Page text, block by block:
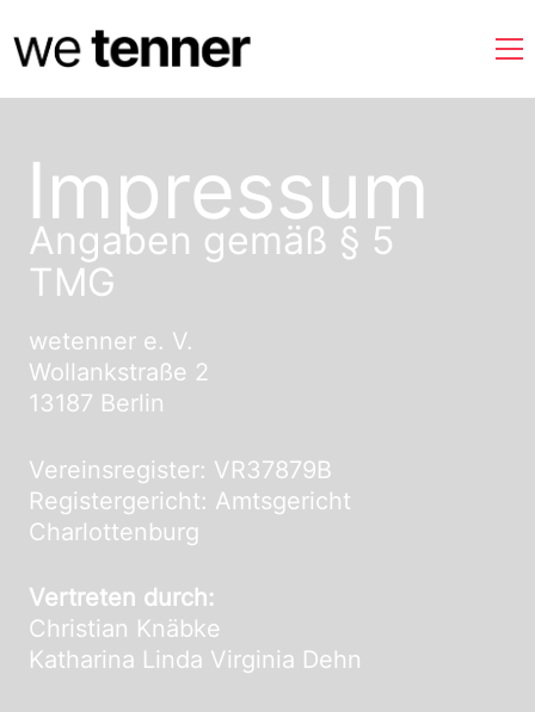
Impres­sum
Angaben gemäß § 5
TMG
wetenner e. V.
Wollankstraße 2
13187 Berlin
Vereinsregister: VR37879B
Registergericht: Amtsgericht
Charlottenburg
Vertreten durch:
Christian Knäbke
Katharina Linda Virginia Dehn